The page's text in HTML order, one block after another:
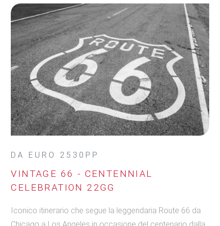
DA EURO 2530PP
VINTAGE 66 - CENTENNIAL
CELEBRATION 22GG
Iconico itinerario che segue la leggendaria Route 66 da